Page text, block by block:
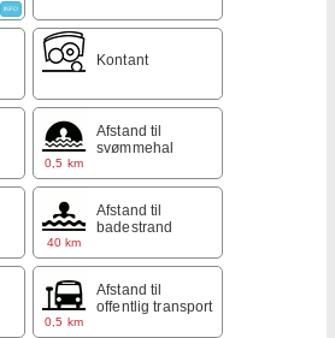
INFO
Kontant
0,5 km
Afstand til
svømmehal
40 km
Afstand til
badestrand
0,5 km
Afstand til
offentlig transport